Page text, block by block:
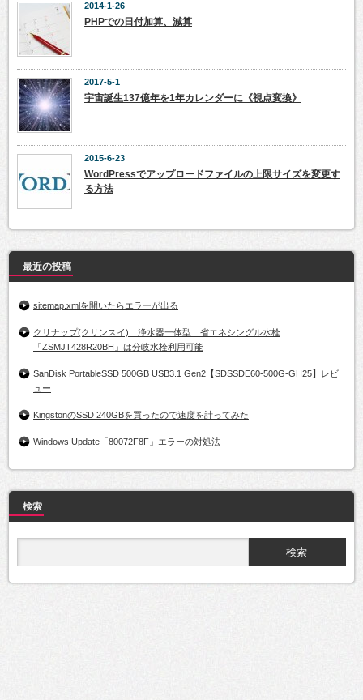
2014-1-26
PHPでの日付加算、減算
2017-5-1
宇宙誕生137億年を1年カレンダーに《視点変換》
2015-6-23
WordPressでアップロードファイルの上限サイズを変更す
る方法
最近の投稿
sitemap.xmlを開いたらエラーが出る
クリナップ(クリンスイ) 浄水器一体型 省エネシングル水栓
「ZSMJT428R20BH」は分岐水栓利用可能
SanDisk PortableSSD 500GB USB3.1 Gen2【SDSSDE60-500G-GH25】レビ
ュー
KingstonのSSD 240GBを買ったので速度を計ってみた
Windows Update「80072F8F」エラーの対処法
検索